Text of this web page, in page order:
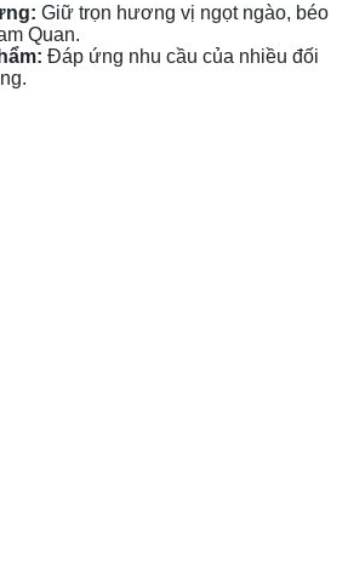
Giữ trọn hương vị ngọt ngào, béo
Quan.
Đáp ứng nhu cầu của nhiều đối